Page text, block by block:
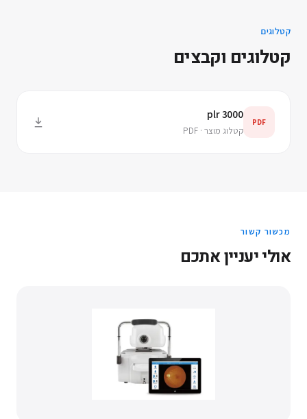
קטלוגים
קטלוגים וקבצים
PDF
plr 3000
קטלוג מוצר · PDF
מכשור קשור
אולי יעניין אתכם